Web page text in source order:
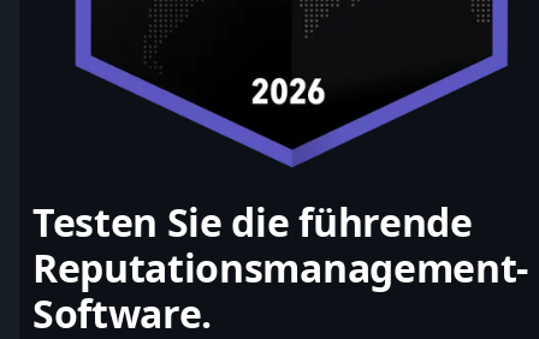
Testen Sie die führende
Reputationsmanagement-
Software.